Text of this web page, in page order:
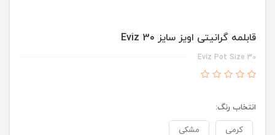
قابلمه گرانیتی اویز سایز 30 Eviz
Eviz Pot Size 30
انتخاب رنگ:
کرمی مشکی